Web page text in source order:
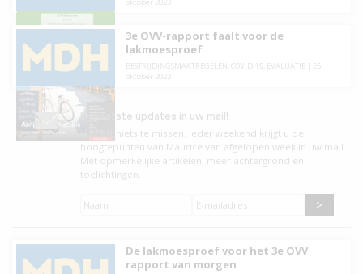
3e OVV-rapport faalt voor de
lakmoesproef
BESTRIJDINGSMAATREGELEN COVID-19, EVALUATIE
25
oktober 2023
De laatste updates in uw mail!
U hoeft niets te missen. leder weekend krijgt u de
hoogtepunten van Maurice van afgelopen week in uw mail.
Met opmerkelijke artikelen, meer achtergrond en
toelichtingen.
Naam
E-
De lakmoesproef voor het 3e OVV
rapport van morgen